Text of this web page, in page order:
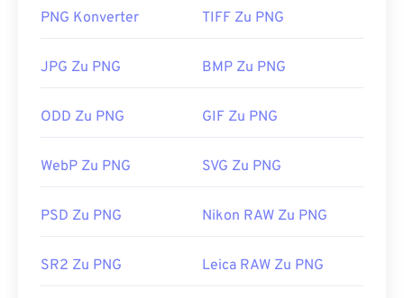
Außerdem ist PNG ein
offenes Format
PNG-Dateien lassen sich in der Regel im Standard-
Dateien lassen sich auch in allen Webbrowsern
Öffnen von PNG-Dateien haben, verwenden Sie
oder PNG zu BMP
PNG Konverter TIFF Zu PNG
JPG Zu PNG BMP Zu PNG
ODD Zu PNG GIF Zu PNG
WebP Zu PNG SVG Zu PNG
PSD Zu PNG Nikon RAW Zu PNG
SR2 Zu PNG Leica RAW Zu PNG